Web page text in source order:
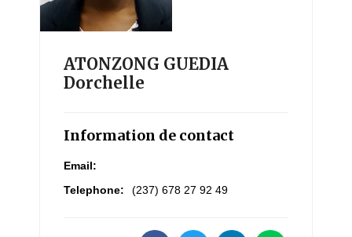
ATONZONG GUEDIA
Dorchelle
Information de contact
Email:
Telephone:
(237) 678 27 92 49